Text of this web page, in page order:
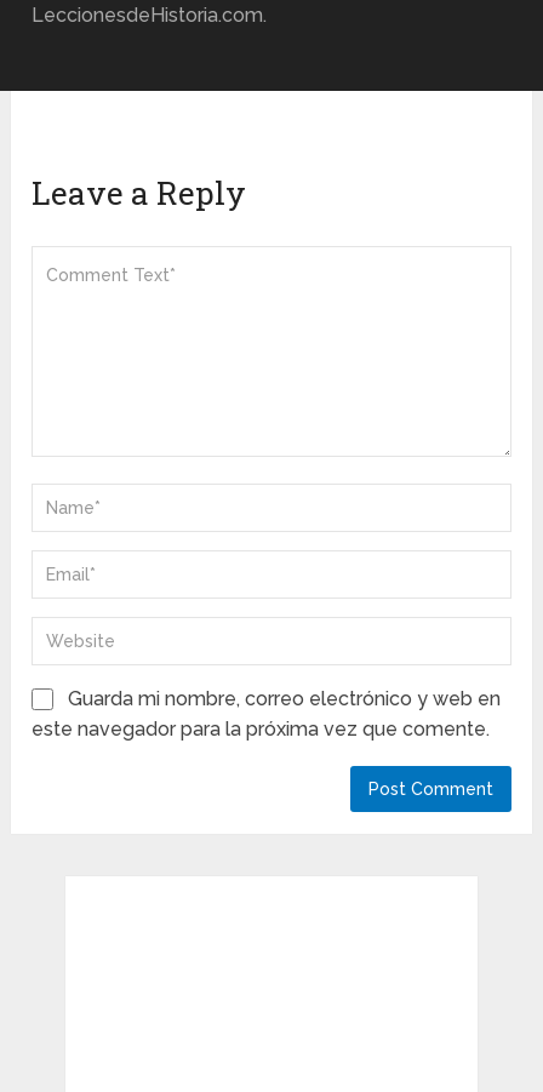
LeccionesdeHistoria.com.
Leave a Reply
Guarda mi nombre, correo electrónico y web en
este navegador para la próxima vez que comente.